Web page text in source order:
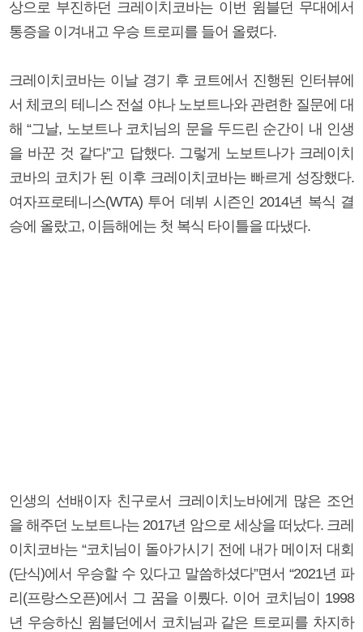
상으로 부진하던 크레이치코바는 이번 윔블던 무대에서
통증을 이겨내고 우승 트로피를 들어 올렸다.
크레이치코바는 이날 경기 후 코트에서 진행된 인터뷰에
서 체코의 테니스 전설 야나 노보트나와 관련한 질문에 대
해 “그날, 노보트나 코치님의 문을 두드린 순간이 내 인생
을 바꾼 것 같다”고 답했다. 그렇게 노보트나가 크레이치
코바의 코치가 된 이후 크레이치코바는 빠르게 성장했다.
여자프로테니스(WTA) 투어 데뷔 시즌인 2014년 복식 결
승에 올랐고, 이듬해에는 첫 복식 타이틀을 따냈다.
인생의 선배이자 친구로서 크레이치노바에게 많은 조언
을 해주던 노보트나는 2017년 암으로 세상을 떠났다. 크레
이치코바는 “코치님이 돌아가시기 전에 내가 메이저 대회
(단식)에서 우승할 수 있다고 말씀하셨다”면서 “2021년 파
리(프랑스오픈)에서 그 꿈을 이뤘다. 이어 코치님이 1998
년 우승하신 윔블던에서 코치님과 같은 트로피를 차지하